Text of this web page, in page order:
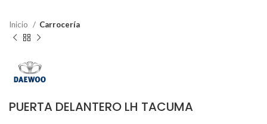
Inicio Carrocería
PUERTA DELANTERO LH TACUMA